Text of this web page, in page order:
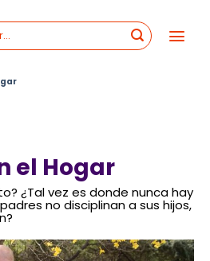
el Hogar
¿Tal vez es donde nunca hay
no disciplinan a sus hijos,